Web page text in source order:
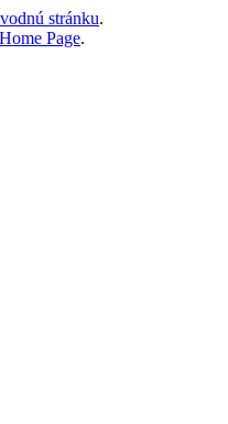
stránku.
Home Page.